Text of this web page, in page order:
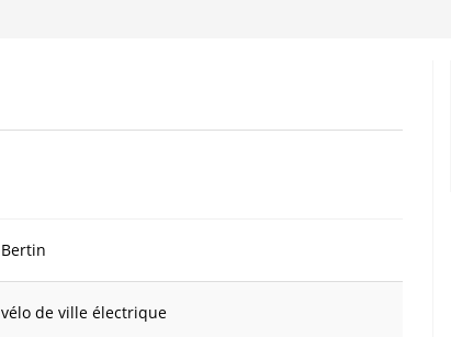
Bertin
vélo de ville électrique